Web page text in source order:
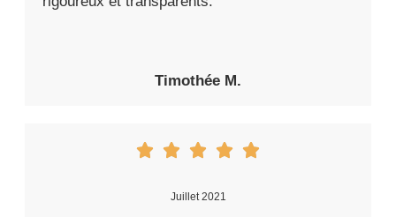
Timothée M.
Juillet 2021